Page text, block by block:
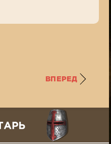
ВПЕРЕД